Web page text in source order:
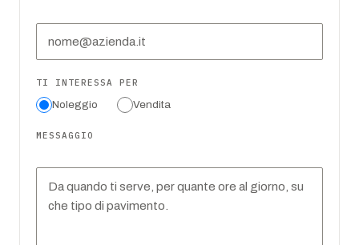
TI INTERESSA PER
Noleggio Vendita
MESSAGGIO